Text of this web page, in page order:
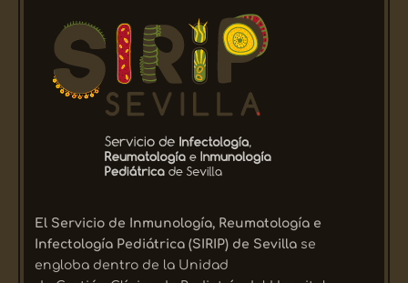
El Servicio de Inmunología, Reumatología e
Infectología Pediátrica (SIRIP) de Sevilla se
engloba dentro de la Unidad